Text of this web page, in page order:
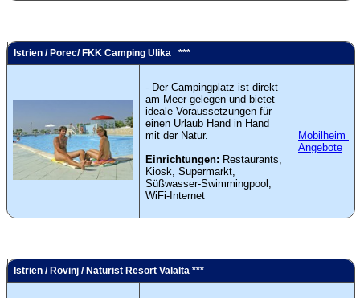
Istrien / Porec/ FKK Camping Ulika ***
- Der Campingplatz ist direkt
am Meer gelegen und bietet
ideale Voraussetzungen für
einen Urlaub Hand in Hand
mit der Natur.
Einrichtungen: Restaurants,
Kiosk, Supermarkt,
Süßwasser-Swimmingpool,
WiFi-Internet
Mobilheim
Angebote
Istrien / Rovinj / Naturist Resort Valalta ***